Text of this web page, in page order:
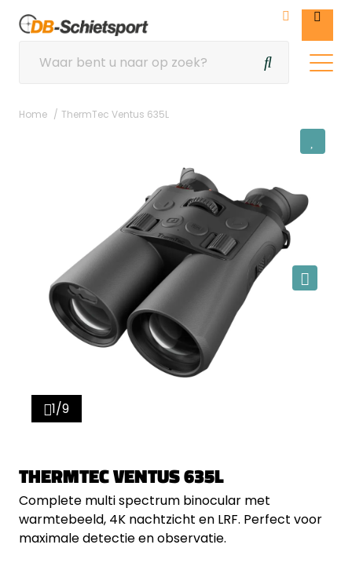
Home ThermTec Ventus 635L
1/9
THERMTEC VENTUS 635L
Complete multi spectrum binocular met
warmtebeeld, 4K nachtzicht en LRF. Perfect voor
maximale detectie en observatie.